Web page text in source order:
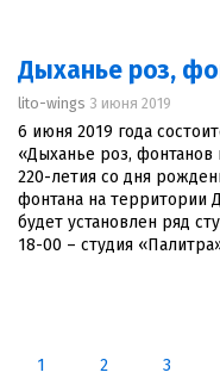
Дыханье роз,
lito-wings 3 июня 2019
6 июня 2019 года
«Дыханье роз,
220-летия со дня
фонтана на территории
будет установлен ряд
18-00 – студия
1 2 3